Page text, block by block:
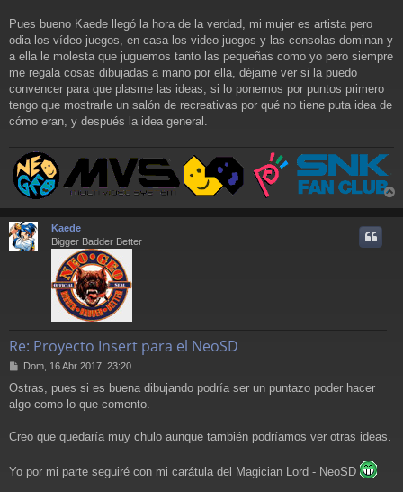
e
Pues bueno Kaede llegó la hora de la verdad, mi mujer es artista pero
odia los vídeo juegos, en casa los video juegos y las consolas dominan y
a ella le molesta que juguemos tanto las pequeñas como yo pero siempre
me regala cosas dibujadas a mano por ella, déjame ver si la puedo
convencer para que plasme las ideas, si lo ponemos por puntos primero
tengo que mostrarle un salón de recreativas por qué no tiene puta idea de
cómo eran, y después la idea general.
r
Kaede
Bigger Badder Better
Re: Proyecto Insert para el NeoSD
M
n
s
j
Dom, 16 Abr 2017, 23:20
Ostras, pues si es buena dibujando podría ser un puntazo poder hacer
algo como lo que comento.
Creo que quedaría muy chulo aunque también podríamos ver otras ideas.
Yo por mi parte seguiré con mi carátula del Magician Lord - NeoSD